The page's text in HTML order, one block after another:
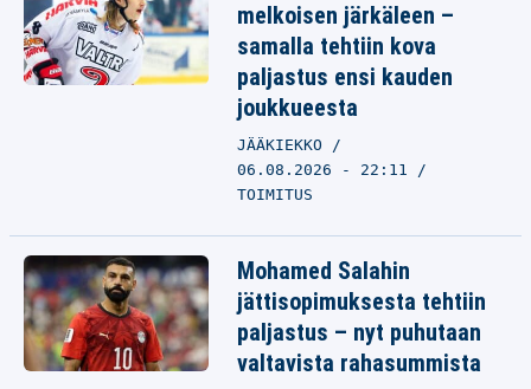
melkoisen järkäleen –
samalla tehtiin kova
paljastus ensi kauden
joukkueesta
JÄÄKIEKKO
06.08.2026 - 22:11
TOIMITUS
Mohamed Salahin
jättisopimuksesta tehtiin
paljastus – nyt puhutaan
valtavista rahasummista